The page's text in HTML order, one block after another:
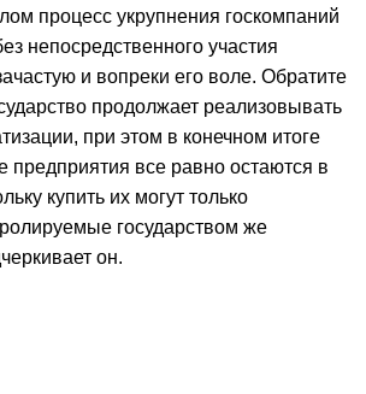
процесс укрупнения госкомпаний
непосредственного участия
и вопреки его воле. Обратите
продолжает реализовывать
при этом в конечном итоге
предприятия все равно остаются в
купить их могут только
государством же
он.